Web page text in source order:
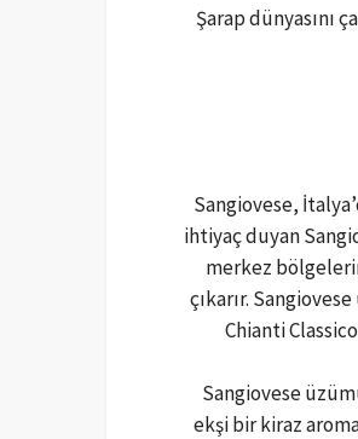
Şarap dünyasını
Sangiovese,
ihtiyaç duyan
merkez
çıkarır.
Chianti
Sangiovese
ekşi bir kiraz